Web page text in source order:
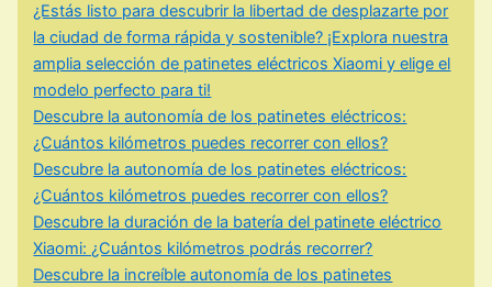
¿Estás listo para descubrir la libertad de desplazarte por
la ciudad de forma rápida y sostenible? ¡Explora nuestra
amplia selección de patinetes eléctricos Xiaomi y elige el
modelo perfecto para ti!
Descubre la autonomía de los patinetes eléctricos:
¿Cuántos kilómetros puedes recorrer con ellos?
Descubre la autonomía de los patinetes eléctricos:
¿Cuántos kilómetros puedes recorrer con ellos?
Descubre la duración de la batería del patinete eléctrico
Xiaomi: ¿Cuántos kilómetros podrás recorrer?
Descubre la increíble autonomía de los patinetes